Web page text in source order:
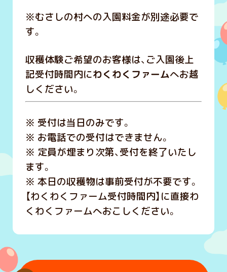
※むさしの村への入園料金が別途必要で
す。
収穫体験ご希望のお客様は、ご入園後上
記受付時間内にわくわくファームへお越
しください。
※ 受付は当日のみです。
※ お電話での受付はできません。
※ 定員が埋まり次第、受付を終了いたし
ます。
※ 本日の収穫物は事前受付が不要です。
【わくわくファーム受付時間内】に直接わ
くわくファームへおこしください。